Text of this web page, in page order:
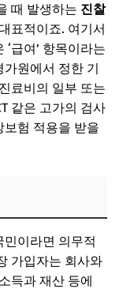
나요?
요?
?
나요?
때 발생하는 진찰
표적이죠. 여기서
급여’ 항목이라는
원에서 정한 기
료비의 일부 또는
같은 고가의 검사
험 적용을 받을
이라면 의무적
가입자는 회사와
득과 재산 등에